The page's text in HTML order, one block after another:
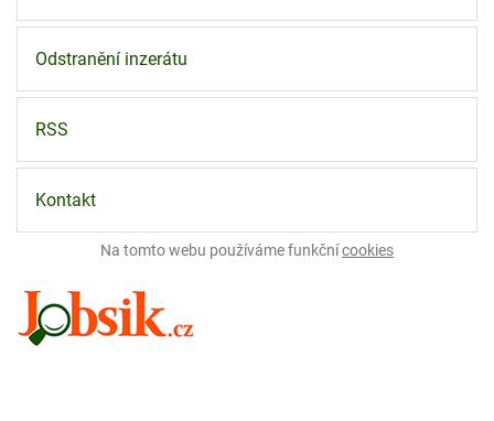
Odstranění inzerátu
RSS
Kontakt
Na tomto webu používáme funkčnícookies